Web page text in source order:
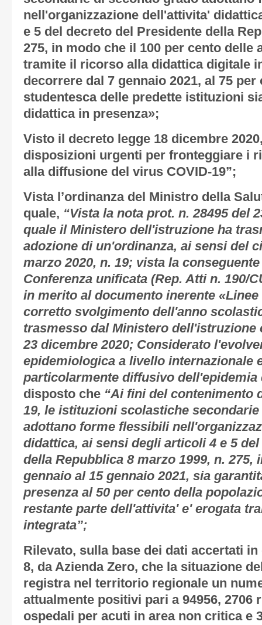
nell'organizzazione dell'attivita'
e 5 del decreto del Presidente della
275, in modo che il 100 per cento delle
tramite il ricorso alla didattica digitale
decorrere dal 7 gennaio 2021, al 75
studentesca delle predette istituzioni
didattica in presenza»;
Visto il decreto legge 18 dicembre
disposizioni urgenti per fronteggiare i
alla diffusione del virus COVID-19”;
Vista l’ordinanza del Ministro della
quale, “Vista la nota prot. n. 28495 del
quale il Ministero dell'istruzione ha
adozione di un'ordinanza, ai sensi del
marzo 2020, n. 19; vista la
Conferenza unificata (Rep. Atti n. 190/
in merito al documento inerente
corretto svolgimento dell'anno
trasmesso dal Ministero dell'istruzione
23 dicembre 2020; Considerato
epidemiologica a livello internazionale
particolarmente diffusivo dell'epidemia
disposto che “Ai fini del contenimento
19, le istituzioni scolastiche
adottano forme flessibili
didattica, ai sensi degli articoli 4 e 5
della Repubblica 8 marzo 1999, n. 275,
gennaio al 15 gennaio 2021, sia
presenza al 50 per cento della
restante parte dell'attivita' e' erogata
integrata”;
Rilevato, sulla base dei dati accertati in
8, da Azienda Zero, che la situazione
registra nel territorio regionale un
attualmente positivi pari a 94956,
ospedali per acuti in area non critica e